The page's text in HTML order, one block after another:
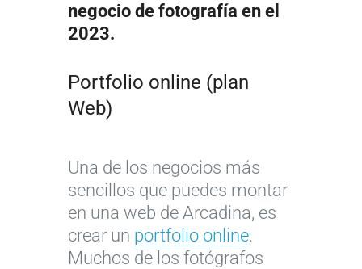
negocio de fotografía en el
2023.
Portfolio online (plan
Web)
Una de los negocios más
sencillos que puedes montar
en una web de Arcadina, es
crear un portfolio online.
Muchos de los fotógrafos